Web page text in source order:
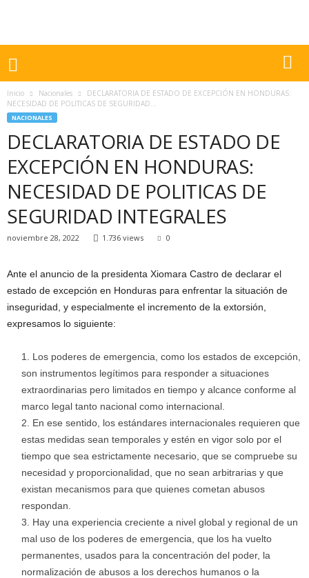
Inicio Nacionales
DECLARATORIA DE ESTADO DE EXCEPCIÓN EN HONDURAS:
NECESIDAD DE POLITICAS DE SEGURIDAD...
NACIONALES
DECLARATORIA DE ESTADO DE
EXCEPCIÓN EN HONDURAS:
NECESIDAD DE POLITICAS DE
SEGURIDAD INTEGRALES
noviembre 28, 2022 1.736 views 0
Ante el anuncio de la presidenta Xiomara Castro de declarar el
estado de excepción en Honduras para enfrentar la situación de
inseguridad, y especialmente el incremento de la extorsión,
expresamos lo siguiente:
Los poderes de emergencia, como los estados de excepción,
son instrumentos legítimos para responder a situaciones
extraordinarias pero limitados en tiempo y alcance conforme al
marco legal tanto nacional como internacional.
En ese sentido, los estándares internacionales requieren que
estas medidas sean temporales y estén en vigor solo por el
tiempo que sea estrictamente necesario, que se compruebe su
necesidad y proporcionalidad, que no sean arbitrarias y que
existan mecanismos para que quienes cometan abusos
respondan.
Hay una experiencia creciente a nivel global y regional de un
mal uso de los poderes de emergencia, que los ha vuelto
permanentes, usados para la concentración del poder, la
normalización de abusos a los derechos humanos o la